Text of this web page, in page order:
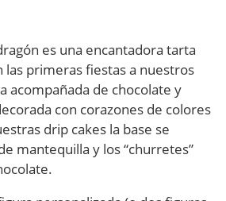
es una encantadora tarta
las primeras fiestas a nuestros
acompañada de chocolate y
con corazones de colores
drip cakes la base se
mantequilla y los “churretes”